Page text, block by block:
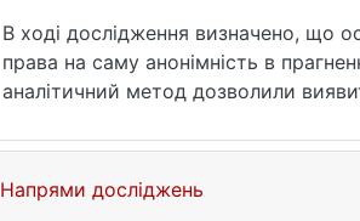
В ході дослідження визначено, що
права на саму анонімність в
аналітичний метод дозволили
органів і їх більш частого
користувачів, механізми
впровадження обов'язків
Напрями досліджень